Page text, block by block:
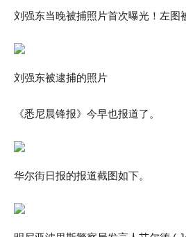
刘强东当晚被捕照片首次曝光！左图
刘强东被逮捕的照片
《悉尼晨锋报》今早也报道了。
华尔街日报的报道截图如下。